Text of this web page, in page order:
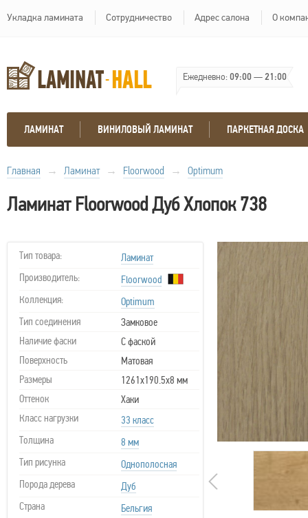
Укладка ламината Сотрудничество Адрес салона О
Ежедневно:09:00—21:00
ЛАМИНАТ ВИНИЛОВЫЙ ЛАМИНАТ ПАРКЕТНАЯ ДОСКА
Главная → Ламинат → Floorwood → Optimum
Ламинат Floorwood Дуб Хлопок 738
Тип товара:
Ламинат
Производитель:
Floorwood
Коллекция:
Optimum
Тип соединения
Замковое
Наличие фаски
С фаской
Поверхность
Матовая
Размеры
1261х190.5х8 мм
Оттенок
Хаки
Класс нагрузки
33 класс
Толщина
8 мм
Тип рисунка
Однополосная
Порода дерева
Дуб
Страна
Бельгия